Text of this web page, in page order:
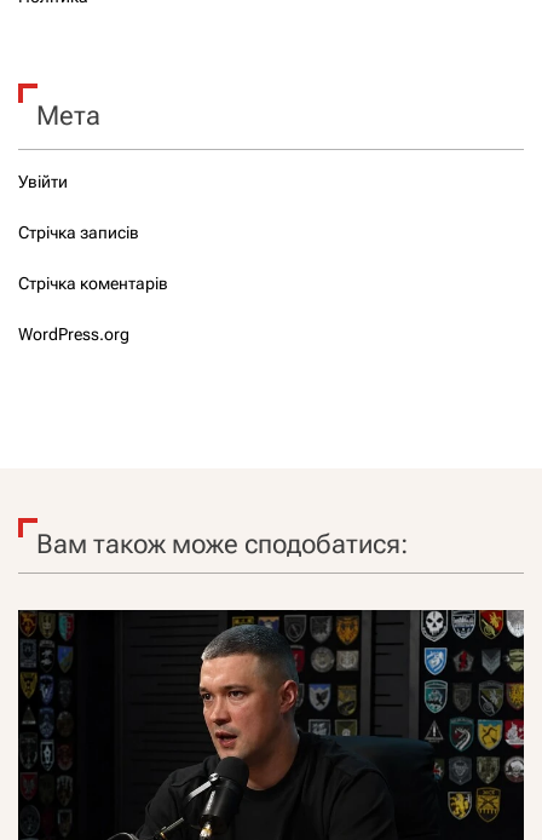
Мета
Увійти
Стрічка записів
Стрічка коментарів
WordPress.org
Вам також може сподобатися: